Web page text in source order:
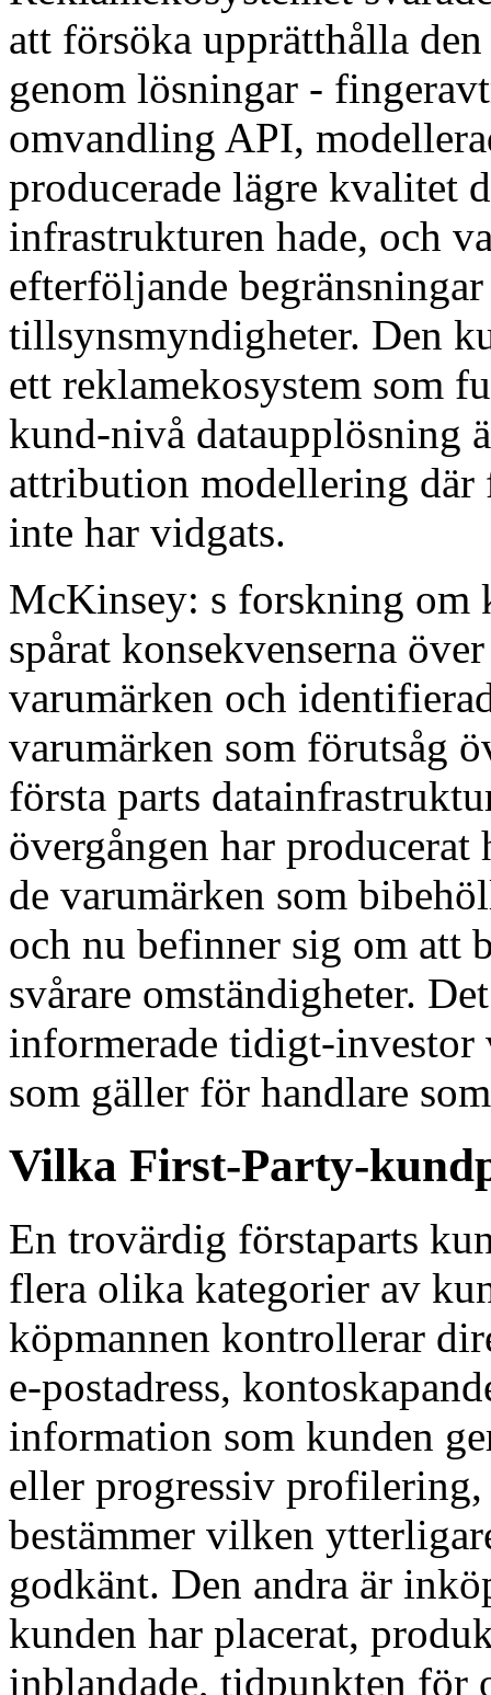
att försöka upprätthålla
genom lösningar -
omvandling API,
producerade lägre kvalitet
infrastrukturen hade, och
efterföljande
tillsynsmyndigheter. Den
ett reklamekosystem som
kund-nivå dataupplösning
attribution modellering där
inte har vidgats.
McKinsey: s forskning om
spårat konsekvenserna
varumärken och
varumärken som förutsåg
första parts
övergången har
de varumärken som
och nu befinner sig om att
svårare omständigheter.
informerade tidigt-investor
som gäller för handlare
Vilka First-Party-
En trovärdig förstaparts
flera olika kategorier av
köpmannen kontrollerar
e-postadress,
information som kunden
eller progressiv
bestämmer vilken
godkänt. Den andra är
kunden har placerat,
inblandade, tidpunkten för